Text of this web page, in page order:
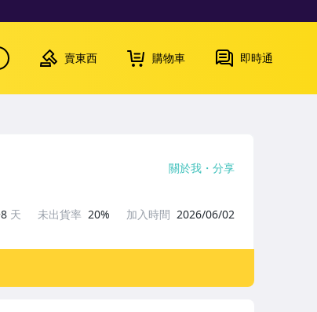
賣東西 購物車 即時通
關於我 分享
天 未出貨率 20% 加入時間 2026/06/02